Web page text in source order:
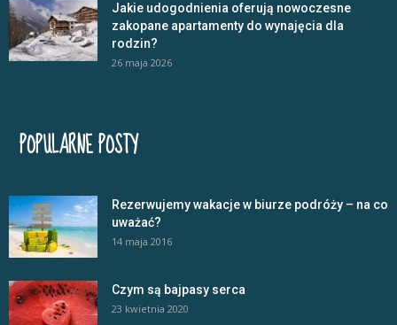
Jakie udogodnienia oferują nowoczesne
zakopane apartamenty do wynajęcia dla
rodzin?
26 maja 2026
POPULARNE POSTY
Rezerwujemy wakacje w biurze podróży – na co
uważać?
14 maja 2016
Czym są bajpasy serca
23 kwietnia 2020